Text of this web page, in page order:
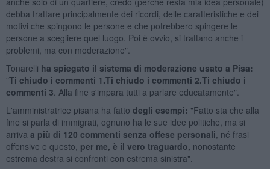
debba trattare principalmente dei ricordi, delle caratteristiche e dei
motivi che spingono le persone e che potrebbero spingere le
persone a scegliere quel luogo. Poi è ovvio, si trattano anche i
problemi, ma con moderazione".
Tonarelli ha spiegato il sistema di moderazione usato a Pisa:
"Ti chiudo i commenti 1.Ti chiudo i commenti 2.Ti chiudo i
commenti 3 . Alla fine s'impara tutti a parlare educatamente".
L'amministratrice pisana ha fatto degli esempi: "Fatto sta che alla
fine si parla di immigrati, ognuno ha le sue idee politiche, ma si
arriva a più di 120 commenti senza offese personali , né frasi
offensive e questo, per me, è il vero traguardo, nonostante
estrema destra si confronti con estrema sinistra".